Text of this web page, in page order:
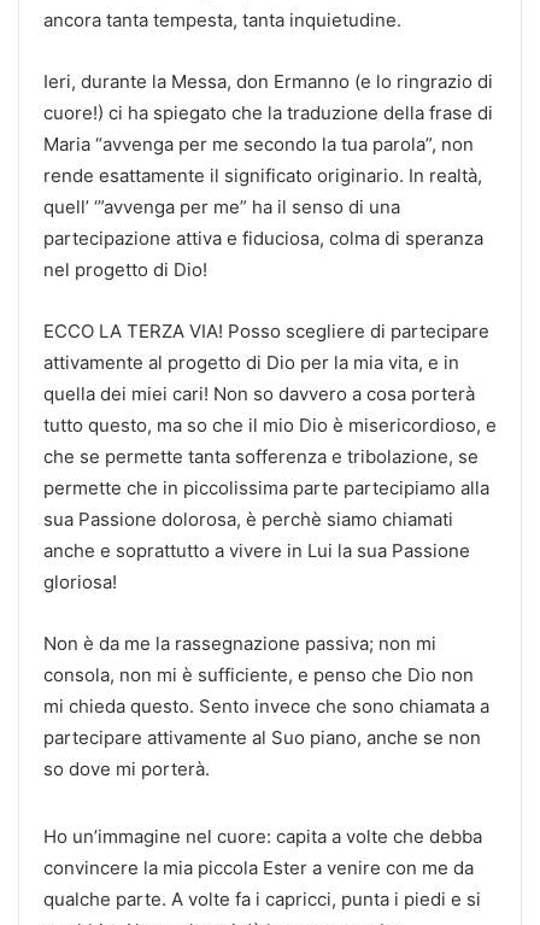
ancora tanta tempesta, tanta inquietudine.
Ieri, durante la Messa, don Ermanno (e lo ringrazio di
cuore!) ci ha spiegato che la traduzione della frase di
Maria “avvenga per me secondo la tua parola”, non
rende esattamente il significato originario. In realtà,
quell’ ‘”avvenga per me” ha il senso di una
partecipazione attiva e fiduciosa, colma di speranza
nel progetto di Dio!
ECCO LA TERZA VIA! Posso scegliere di partecipare
attivamente al progetto di Dio per la mia vita, e in
quella dei miei cari! Non so davvero a cosa porterà
tutto questo, ma so che il mio Dio è misericordioso, e
che se permette tanta sofferenza e tribolazione, se
permette che in piccolissima parte partecipiamo alla
sua Passione dolorosa, è perchè siamo chiamati
anche e soprattutto a vivere in Lui la sua Passione
gloriosa!
Non è da me la rassegnazione passiva; non mi
consola, non mi è sufficiente, e penso che Dio non
mi chieda questo. Sento invece che sono chiamata a
partecipare attivamente al Suo piano, anche se non
so dove mi porterà.
Ho un’immagine nel cuore: capita a volte che debba
convincere la mia piccola Ester a venire con me da
qualche parte. A volte fa i capricci, punta i piedi e si